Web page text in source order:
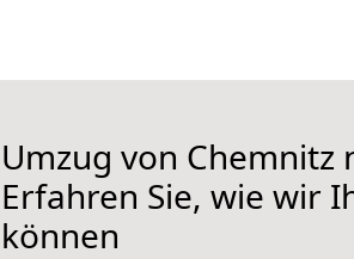
Umzug von Chemnitz
Erfahren Sie, wie wir
können